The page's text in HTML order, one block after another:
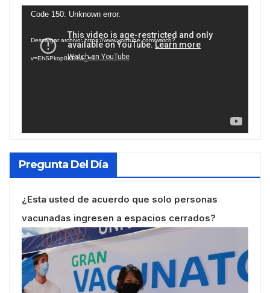
Reproductor
vídeo
Code 150: Unknown error.
Descargar archivo: https://www.youtube.com/watch?
v=EhSPkop8KPY&_=1
Pregunta Del Día
¿Esta usted de acuerdo que solo personas
vacunadas ingresen a espacios cerrados?